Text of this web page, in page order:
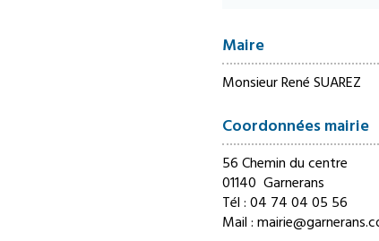
Maire
Monsieur René SUAREZ
Coordonnées mairie
56 Chemin du centre
01140 Garnerans
Tél :04 74 04 05 56
Mail :